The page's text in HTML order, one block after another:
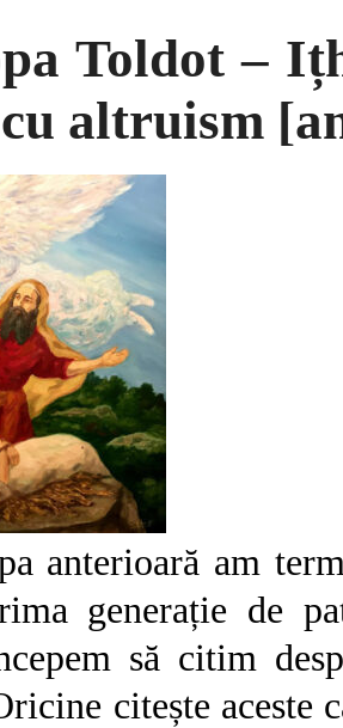
Toldot –
altruism
anterioară am
generație de
să citim
citește aceste